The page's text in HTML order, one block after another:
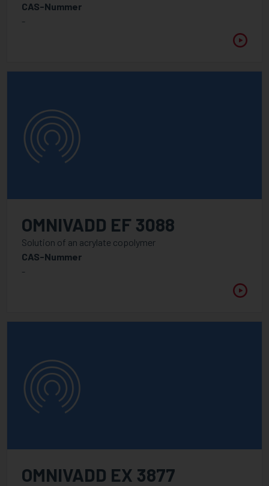
CAS-Nummer
-
OMNIVADD EF 3088
Solution of an acrylate copolymer
CAS-Nummer
-
OMNIVADD EX 3877